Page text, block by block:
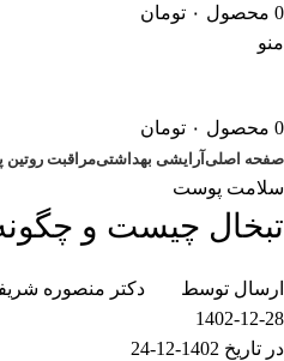
0 محصول ۰ تومان
منو
0 محصول ۰ تومان
صفحه اصلی آرایشی بهداشتیمراقبت
سلامت پوست
تبخال چیست و
ارسال توسط
دکتر منصوره
1402-12-28
در تاریخ 1402-12-24